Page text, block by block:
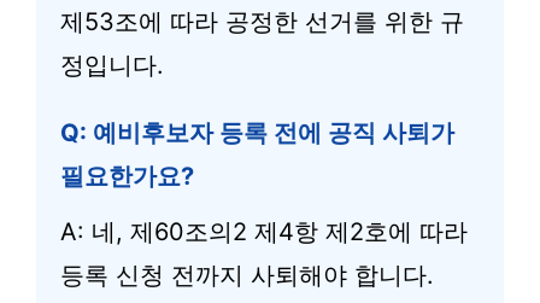
제53조에 따라 공정한 선거를 위한 규
정입니다.
Q: 예비후보자 등록 전에 공직 사퇴가
필요한가요?
A: 네, 제60조의2 제4항 제2호에 따라
등록 신청 전까지 사퇴해야 합니다.